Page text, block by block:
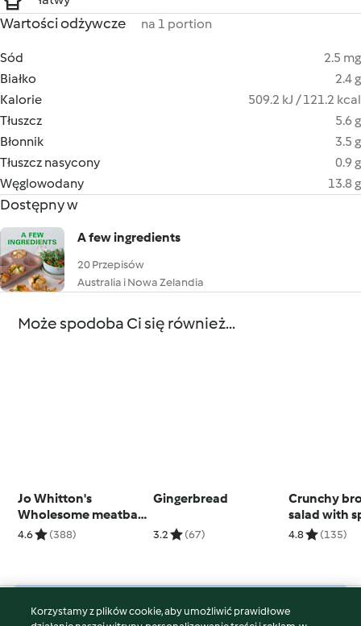
Wartości odżywcze na 1 portion
Sód
2.5 mg
Białko
2.4 g
Kalorie
509.2 kJ / 121.2 kcal
Tłuszcz
5.6 g
Błonnik
3.5 g
Tłuszcz nasycony
0.9 g
Węglowodany
13.8 g
Dostępny w
A few ingredients
20 Przepisów
Australia i Nowa Zelandia
Może spodoba Ci się również...
Jo Whitton's
Wholesome meatball
soup
4.6 (388)
Gingerbread
3.2 (67)
Crunchy
salad with
(TM6)
4.8 (135)
© Copyright 2026
Korzystamy z plików cookie, aby umożliwić prawidłowe